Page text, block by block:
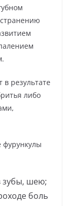
результате
либо
фурункулы
зубы, шею;
боль